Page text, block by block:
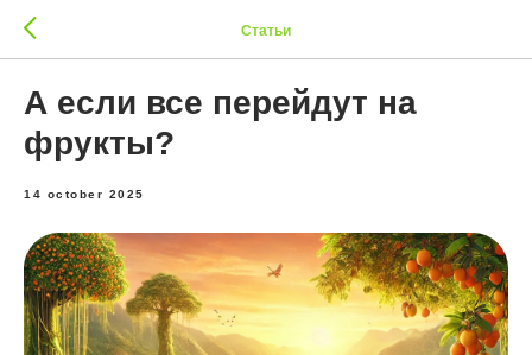
Статьи
А если все перейдут на
фрукты?
14 october 2025